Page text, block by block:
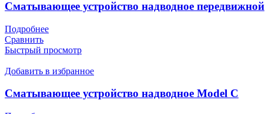
Сматывающее устройство надводное передвижной
Подробнее
Сравнить
Быстрый просмотр
Добавить в избранное
Сматывающее устройство надводное Model C